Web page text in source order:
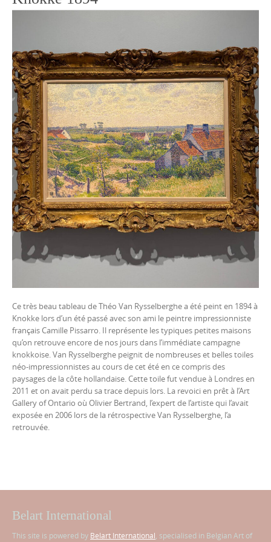
Ce très beau tableau de Théo Van Rysselberghe a été peint en 1894 à
Knokke lors d’un été passé avec son ami le peintre impressionniste
français Camille Pissarro. Il représente les typiques petites maisons
qu’on retrouve encore de nos jours dans l’immédiate campagne
knokkoise. Van Rysselberghe peignit de nombreuses et belles toiles
néo-impressionnistes au cours de cet été en ce compris des
paysages de la côte hollandaise. Cette toile fut vendue à Londres en
2011 et on avait perdu sa trace depuis lors. La revoici en prêt à l’Art
Gallery of Ontario où Olivier Bertrand, l’expert de l’artiste qui l’avait
exposée en 2006 lors de la rétrospective Van Rysselberghe, l’a
retrouvée.
Belart International
This site is powered by Belart International, specialised in Belgian Art of